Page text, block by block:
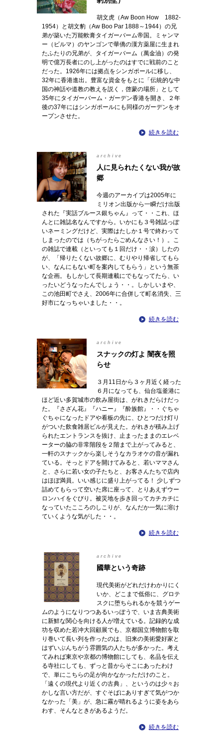
胡文虎（Aw Boon How 1882-
1954）と胡文豹（Aw Boo Par 1888～1944）の兄
弟が築いた万能軟膏タイガーバーム帝国。ミャンマ
ー（ビルマ）のヤンゴンで華僑の漢方薬屋に生まれ
たふたりの兄弟が、タイガーバーム（萬金油）の発
明で億万長者にのし上がったのはすでに戦前のこと
だった。1926年には拠点をシンガポールに移し、
32年に香港進出。豊富な資金をもとに「伝統的な中
国の神話や道教の教えを説く，啓蒙の場所」として
35年にタイガーバーム・ガーデン香港を開き、２年
後の37年にはシンガポールにも同様のガーデンをオ
ープンさせた。
続きを読む
archive
人に見られたくない我が故
郷
今週のアーカイブは2005年に
ミリオン出版から一瞬だけ出版
された『実話ブルース銀ちゃん』って・・これ、ほ
んとに雑誌名なんですから。いかにも３号雑誌っぽ
いネーミングだけど、実際はたしか１号で終わって
しまったのでは（ちがったらごめんなさい！）。こ
の雑誌で連載（といっても１回だけ・・涙）したの
が、「帰りたくない故郷に、むりやり帰省してもら
い、なんにもない町を案内してもらう」という無茶
な企画。もしかして長期連載にでもなってたら、い
ったいどうなったんでしょう・・。しかしいまや、
この池田町でさえ、2006年に合併して町名消失、三
好市になっちゃいました・・。
続きを読む
archive
スナックの灯よ 闇夜を照
らせ
３月11日から３ヶ月近く経った
６月になっても、仙台塩釜港に
ほど近い多賀城市の飲み屋街は、がれきだらけだっ
た。『さざん花』『ハニー』『酔族館』・・ぐちゃ
ぐちゃになったドアや看板の先に、ひとつだけ灯り
がついた飲食雑居ビルが見えた。がれきが積み上げ
られたエントランスを抜け、止まったままのエレベ
ーターの脇の非常階段を２階まで上がってみると、
一軒のスナックから楽しそうなカラオケの音が漏れ
ている。そっとドアを開けてみると、若いママさん
と、さらに若い女の子たちと、お客さんたちで店内
はほぼ満員。いい感じに盛り上がってる！ 少しずつ
詰めてもらって空いた席に座って、とりあえずウー
ロンハイをぐびり。被災地を歩き回ってカチカチに
なっていたこころのしこりが、なんだか一気に溶け
ていくような気がした・・。
続きを読む
archive
國華という奇跡
現代美術がどれだけわかりにく
いか、どこまで低俗に、グロテ
スクに堕ちられるかを競うゲー
ムのようになりつつあるいっぽうで、いま古典美術
に新鮮な関心を向ける人が増えている。記録的な成
功を収めた若冲大回顧展でも、京都国立博物館を取
り巻いて長い列を作ったのは、旧来の美術愛好家と
はずいぶんちがう雰囲気の人たちが多かった。考え
てみれば東京や京都の博物館にしても、名品を伝え
る寺社にしても、ずっと昔からそこにあったわけ
で、単にこちらの足が向かなかっただけのこと。
「遠くの現代より近くの古典」、というのは少々お
かしな言い方だが、すぐそばにありすぎて気がつか
なかった「美」が、急に霧が晴れるように姿をあら
わす、そんなときがあるようだ。
続きを読む